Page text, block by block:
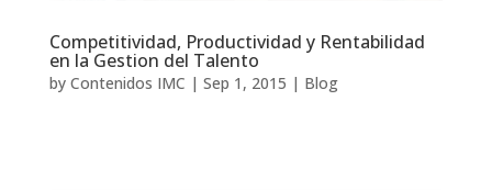
Competitividad, Productividad y Rentabilidad
en la Gestion del Talento
by Contenidos IMC | Sep 1, 2015 | Blog